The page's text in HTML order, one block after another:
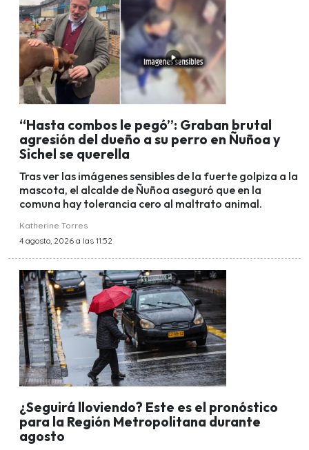
“Hasta combos le pegó”: Graban brutal
agresión del dueño a su perro en Ñuñoa y
Sichel se querella
Tras ver las imágenes sensibles de la fuerte golpiza a la
mascota, el alcalde de Ñuñoa aseguró que en la
comuna hay tolerancia cero al maltrato animal.
Katherine Torres
4 agosto, 2026 a las 11:52
¿Seguirá lloviendo? Este es el pronóstico
para la Región Metropolitana durante
agosto